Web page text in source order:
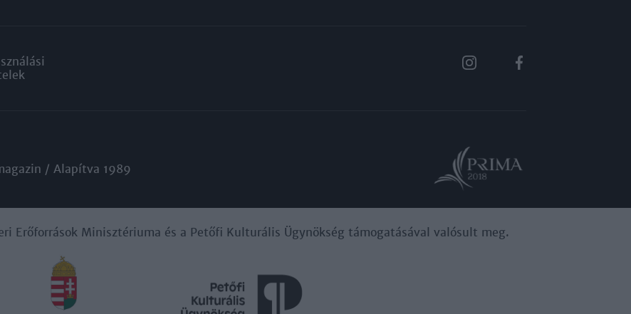
/ Alapítva 1989
Erőforrások Minisztériuma és a Petőfi Kulturális Ügynökség támogatásával valósult meg.